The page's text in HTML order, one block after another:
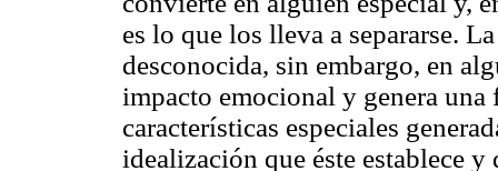
es lo que los lleva a separarse.
desconocida, sin embargo, en
impacto emocional y genera
características especiales
idealización que éste establece